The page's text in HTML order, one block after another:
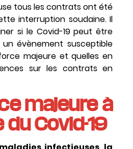
tous les contrats ont été
interruption soudaine. Il
si le Covid-19 peut être
évènement susceptible
majeure et quelles en
sur les contrats en
majeure à
du Covid-19